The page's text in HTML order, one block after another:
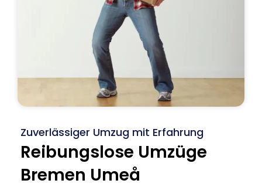
Zuverlässiger Umzug mit Erfahrung
Reibungslose Umzüge
Bremen Umeå